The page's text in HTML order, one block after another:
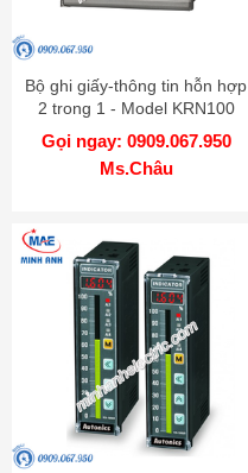
Bộ ghi giấy-thông tin hỗn hợp
2 trong 1 - Model KRN100
Gọi ngay: 0909.067.950
Ms.Châu